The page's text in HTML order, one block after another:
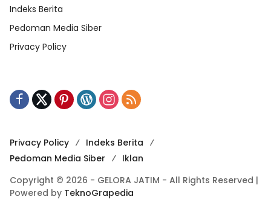
Indeks Berita
Pedoman Media Siber
Privacy Policy
Privacy Policy
Indeks Berita
Pedoman Media Siber
Iklan
Copyright © 2026 - GELORA JATIM - All Rights Reserved |
Powered by TeknoGrapedia